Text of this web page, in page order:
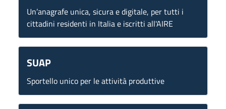
Un’anagrafe unica, sicura e digitale, per tutti i
cittadini residenti in Italia e iscritti all'AIRE
SUAP
Sportello unico per le attività produttive